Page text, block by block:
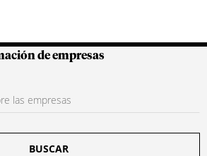
Colombianas
de empresas
BUSCAR